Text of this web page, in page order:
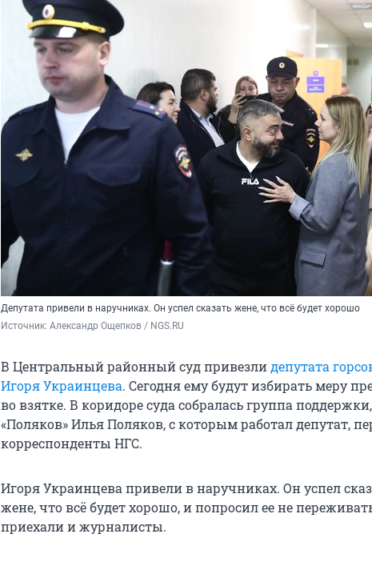
Депутата привели в наручниках. Он успел сказать жене, что всё будет хорошо
Источник: Александр Ощепков / NGS.RU
В Центральный районный суд привезлидепутата
Игоря Украинцева. Сегодня ему будут избирать меру
во взятке. В коридоре суда собралась группа
«Поляков» Илья Поляков, с которым работал депутат,
корреспонденты НГС.
Игоря Украинцева привели в наручниках. Он успел
жене, что всё будет хорошо, и попросил ее не
приехали и журналисты.